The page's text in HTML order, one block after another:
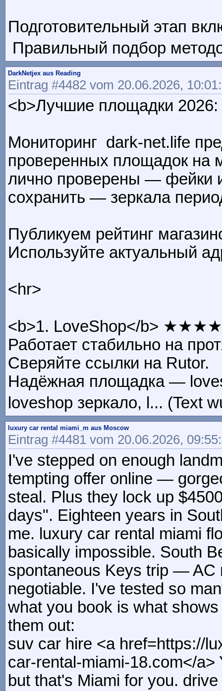
Подготовительный этап
Правильный подбор
DarkNetjex aus Reading
Eintrag #4482 vom 20.06.2026,
<b>Лучшие площадки 2026:
Мониторинг dark-net.life
проверенных площадок на
лично проверены — фейки
сохранить — зеркала
Публикуем рейтинг
Используйте актуальный
<hr>
<b>1. LoveShop</b>
Работает стабильно на
Сверяйте ссылки на Rutor.
Надёжная площадка —
loveshop зеркало, l... (Text
luxury car rental miami_m aus Moscow
Eintrag #4481 vom 20.06.2026,
I've stepped on enough
tempting offer online —
steal. Plus they lock up
days". Eighteen years in
me. luxury car rental miami
basically impossible. South
spontaneous Keys trip — AC
negotiable. I've tested so
what you book is what
them out:
suv car hire <a href=https://
car-rental-miami-18.com</
but that's Miami for you.